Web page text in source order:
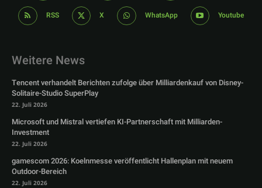
RSS X WhatsApp Youtube
Weitere News
Tencent verhandelt Berichten zufolge über Milliardenkauf von Disney-
Solitaire-Studio SuperPlay
22. Juli 2026
Microsoft und Mistral vertiefen KI-Partnerschaft mit Milliarden-
Investment
22. Juli 2026
gamescom 2026: Koelnmesse veröffentlicht Hallenplan mit neuem
Outdoor-Bereich
22. Juli 2026